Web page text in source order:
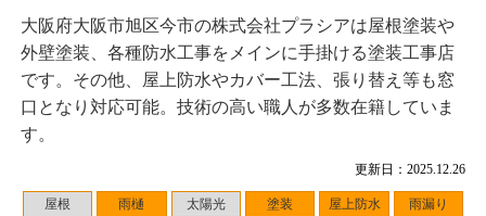
更新日：2025.12.26
屋根
雨樋 太陽光
塗装
屋上防水 雨漏り
大阪府大阪市旭区今市の株式会社プラシアは屋根塗装や
外壁塗装、各種防水工事をメインに手掛ける塗装工事店
です。その他、屋上防水やカバー工法、張り替え等も窓
口となり対応可能。技術の高い職人が多数在籍していま
す。